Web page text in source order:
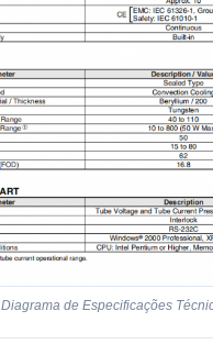
Diagrama de Especificações